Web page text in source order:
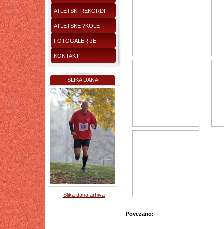
ATLETSKI REKORDI
ATLETSKE ?KOLE
FOTOGALERIJE
KONTAKT
SLIKA DANA
Slika dana arhiva
Povezano: